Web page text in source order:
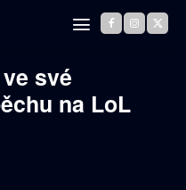
své
na LoL